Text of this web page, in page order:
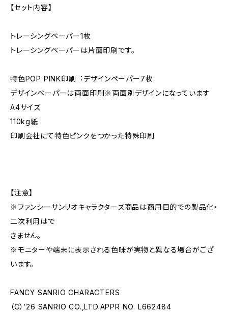
【セット内容】
トレーシングペーパー1枚
トレーシングペーパーは片面印刷です。
特色POP PINK印刷︓デザインペーパー7枚
デザインペーパーは両面印刷※両面別デザインになっています
A4サイズ
110kg紙
印刷会社にて特色ピンクをつかった特殊印刷
【注意】
※ファンシーサンリオキャラクターズ商品は商用目的での製品化・
二次利用はで
きません。
※モニターや端末に表示される色味が実物と異なる場合がござ
います。
FANCY SANRIO CHARACTERS
（C）’26 SANRIO CO.,LTD.APPR NO. L662484